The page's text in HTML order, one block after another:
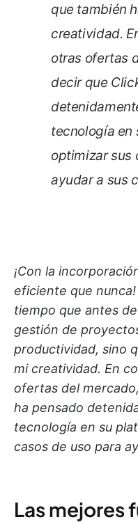
que también
creatividad.
otras ofertas
decir que
tecnología en
optimizar sus
ayudar a sus
¡Con la
eficiente que
tiempo que antes
gestión de
productividad, sino
mi creatividad. En
ofertas del
ha pensado
tecnología en su
casos de uso para
Las mejores